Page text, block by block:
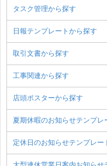
タスク管理から探す
日報テンプレートから探す
取引文書から探す
工事関連から探す
店頭ポスターから探す
夏期休暇のお知らせテンプレ
定休日のお知らせテンプレー